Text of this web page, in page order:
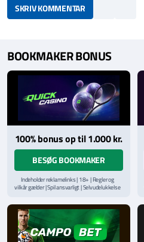
SKRIV KOMMENTAR
BOOKMAKER BONUS
100% bonus op til 1.000 kr.
BESØG BOOKMAKER
Indeholder reklamelinks | 18+ | Regler og
vilkår gælder | Spil ansvarligt | Selvudelukkelse
hjælpelinje påStopSpillet.dk
Læs vilkår og betingelserher